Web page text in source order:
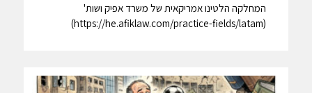
המחלקה הלטינו אמריקאית של משרד אפיק ושות'
(https://he.afiklaw.com/practice-fields/latam)